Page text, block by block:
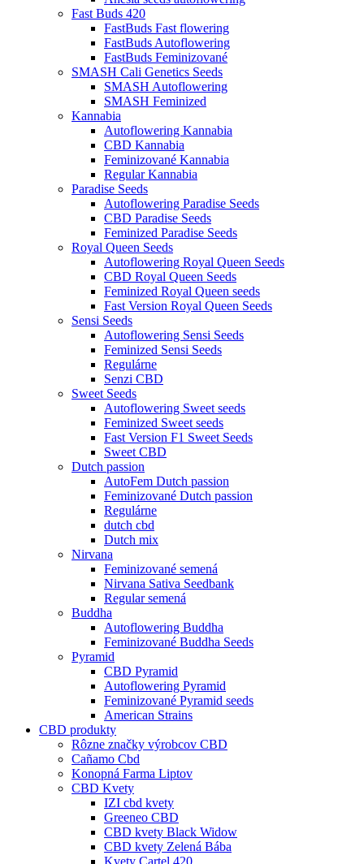
Fast Buds 420
FastBuds Fast flowering
FastBuds Autoflowering
FastBuds Feminizované
SMASH Cali Genetics Seeds
SMASH Autoflowering
SMASH Feminized
Kannabia
Autoflowering Kannabia
CBD Kannabia
Feminizované Kannabia
Regular Kannabia
Paradise Seeds
Autoflowering Paradise Seeds
CBD Paradise Seeds
Feminized Paradise Seeds
Royal Queen Seeds
Autoflowering Royal Queen Seeds
CBD Royal Queen Seeds
Feminized Royal Queen seeds
Fast Version Royal Queen Seeds
Sensi Seeds
Autoflowering Sensi Seeds
Feminized Sensi Seeds
Regulárne
Senzi CBD
Sweet Seeds
Autoflowering Sweet seeds
Feminized Sweet seeds
Fast Version F1 Sweet Seeds
Sweet CBD
Dutch passion
AutoFem Dutch passion
Feminizované Dutch passion
Regulárne
dutch cbd
Dutch mix
Nirvana
Feminizované semená
Nirvana Sativa Seedbank
Regular semená
Buddha
Autoflowering Buddha
Feminizované Buddha Seeds
Pyramid
CBD Pyramid
Autoflowering Pyramid
Feminizované Pyramid seeds
American Strains
CBD produkty
Rôzne značky výrobcov CBD
Cañamo Cbd
Konopná Farma Liptov
CBD Kvety
IZI cbd kvety
Greeneo CBD
CBD kvety Black Widow
CBD kvety Zelená Bába
Kvety Cartel 420